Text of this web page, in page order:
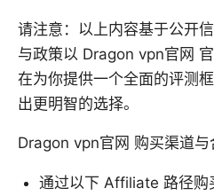
请注意：以上内容基于公开
与政策以 Dragon vpn官网
在为你提供一个全面的评测
出更明智的选择。
Dragon vpn官网 购买渠道与
通过以下 Affiliate 路径购